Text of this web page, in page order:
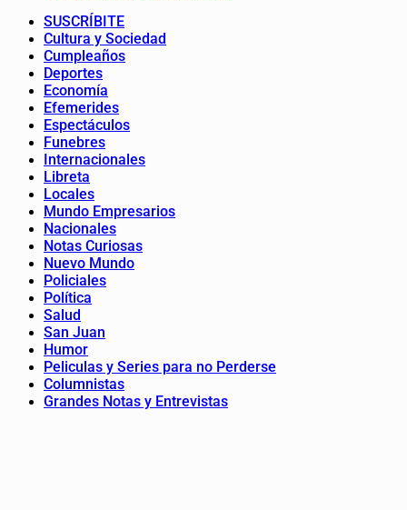
SUSCRÍBITE
Cultura y Sociedad
Cumpleaños
Deportes
Economía
Efemerides
Espectáculos
Funebres
Internacionales
Libreta
Locales
Mundo Empresarios
Nacionales
Notas Curiosas
Nuevo Mundo
Policiales
Política
Salud
San Juan
Humor
Peliculas y Series para no Perderse
Columnistas
Grandes Notas y Entrevistas